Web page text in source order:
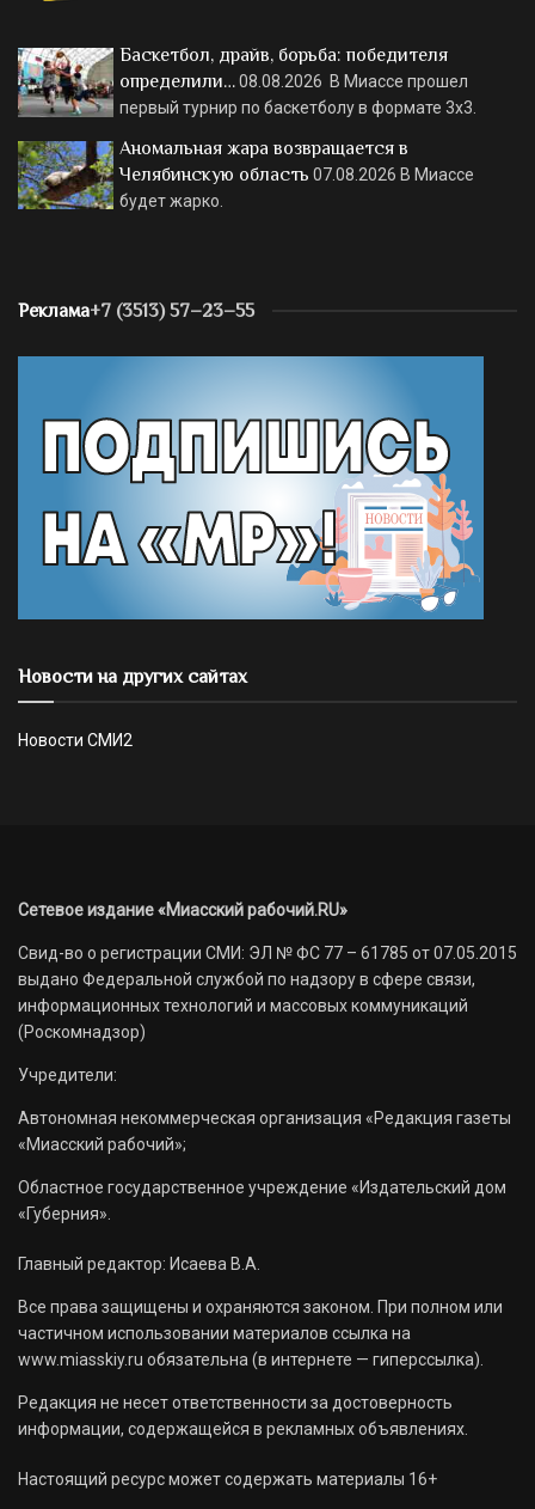
Баскетбол, драйв, борьба: победителя
определили…08.08.2026 В Миассе прошел
первый турнир по баскетболу в формате 3х3.
Аномальная жара возвращается в
Челябинскую область 07.08.2026 В Миассе
будет жарко.
Реклама+7 (3513) 57–23–55
Новости на других сайтах
Новости СМИ2
Сетевое издание «Миасский рабочий.RU»
Свид-во о регистрации СМИ: ЭЛ № ФС 77 – 61785 от 07.05.2015
выдано Федеральной службой по надзору в сфере связи,
информационных технологий и массовых коммуникаций
(Роскомнадзор)
Учредители:
Автономная некоммерческая организация «Редакция газеты
«Миасский рабочий»;
Областное государственное учреждение «Издательский дом
«Губерния».
Главный редактор: Исаева В.А.
Все права защищены и охраняются законом. При полном или
частичном использовании материалов ссылка на
www.miasskiy.ru обязательна (в интернете — гиперссылка).
Редакция не несет ответственности за достоверность
информации, содержащейся в рекламных объявлениях.
Настоящий ресурс может содержать материалы 16+